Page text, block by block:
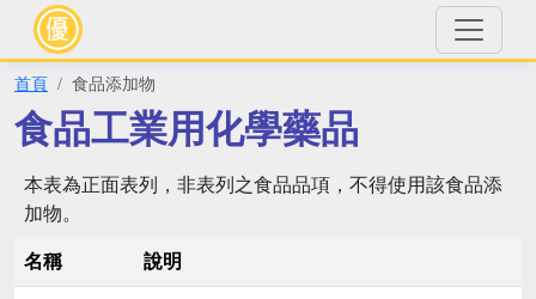
首頁 食品添加物
食品工業用化學藥品
本表為正面表列，非表列之食品品項，不得使用該食品添
加物。
名稱 說明